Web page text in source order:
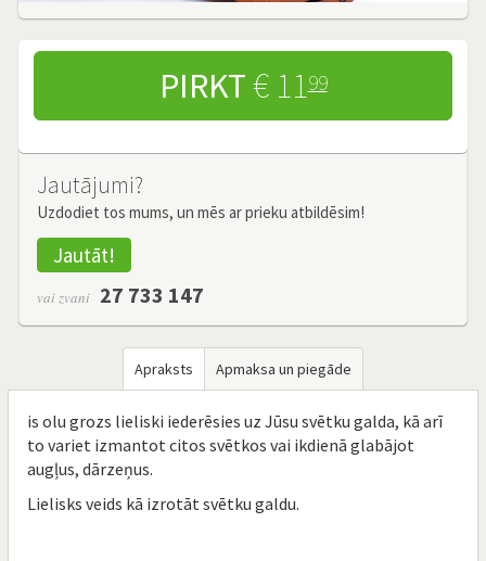
PIRKT € 1199
Jautājumi?
Uzdodiet tos mums, un mēs ar prieku atbildēsim!
Jautāt!
vai zvani 27 733 147
Apraksts Apmaksa un piegāde
is olu grozs lieliski iederēsies uz Jūsu svētku galda, kā arī
to variet izmantot citos svētkos vai ikdienā glabājot
augļus, dārzeņus.
Lielisks veids kā izrotāt svētku galdu.